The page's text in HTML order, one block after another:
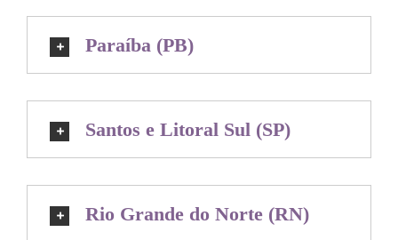
Paraíba (PB)
Santos e Litoral Sul (SP)
Rio Grande do Norte (RN)